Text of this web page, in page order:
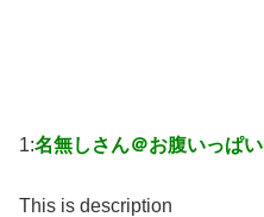
1:名無しさん＠お腹いっぱい
This is description